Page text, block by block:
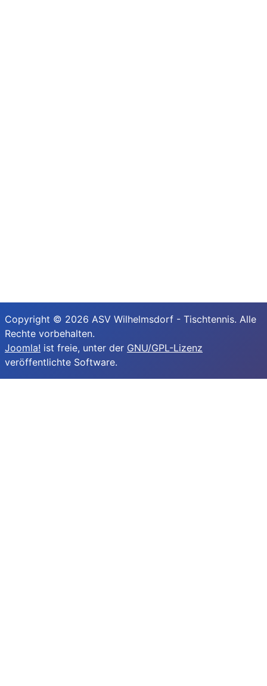
Copyright © 2026 ASV Wilhelmsdorf - Tischtennis. Alle
Rechte vorbehalten.
Joomla! ist freie, unter der GNU/GPL-Lizenz
veröffentlichte Software.